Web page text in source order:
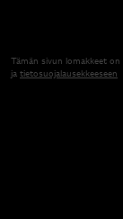
Tämän sivun lomakkeet
jatietosuojalausekkeeseen